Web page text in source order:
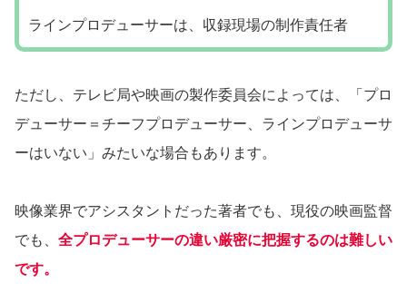
ラインプロデューサーは、収録現場の制作責任者
ただし、テレビ局や映画の製作委員会によっては、「プロ
デューサー＝チーフプロデューサー、ラインプロデューサ
ーはいない」みたいな場合もあります。
映像業界でアシスタントだった著者でも、現役の映画監督
でも、 全プロデューサーの違い厳密に把握するのは難しい
です。